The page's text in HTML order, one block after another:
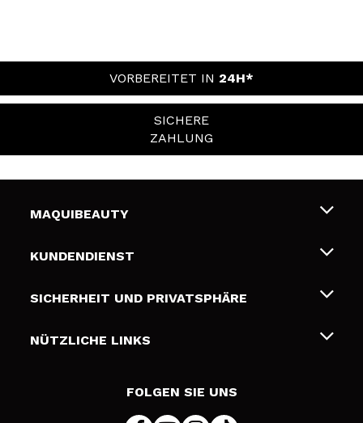
VORBEREITET IN 24H*
SICHERE
ZAHLUNG
MAQUIBEAUTY
Über uns
Geschenkkarten
KUNDENDIENST
Liefer- und Versandkosten
Zahlung
SICHERHEIT UND PRIVATSPHÄRE
Bedingungen und Datenschutz
NÜTZLICHE LINKS
FOLGEN SIE UNS